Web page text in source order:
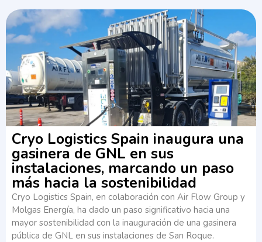
Cryo Logistics Spain inaugura una
gasinera de GNL en sus
instalaciones, marcando un paso
más hacia la sostenibilidad
Cryo Logistics Spain, en colaboración con Air Flow Group y
Molgas Energía, ha dado un paso significativo hacia una
mayor sostenibilidad con la inauguración de una gasinera
pública de GNL en sus instalaciones de San Roque.